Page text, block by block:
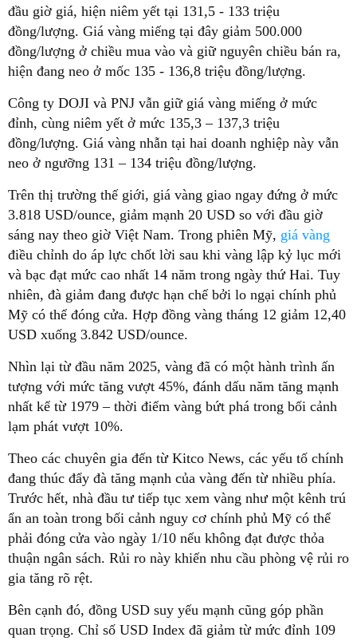
đầu giờ giá, hiện niêm yết tại 131,5 - 133 triệu
đồng/lượng. Giá vàng miếng tại đây giảm 500.000
đồng/lượng ở chiều mua vào và giữ nguyên chiều bán ra,
hiện đang neo ở mốc 135 - 136,8 triệu đồng/lượng.
Công ty DOJI và PNJ vẫn giữ giá vàng miếng ở mức
đỉnh, cùng niêm yết ở mức 135,3 – 137,3 triệu
đồng/lượng. Giá vàng nhẫn tại hai doanh nghiệp này vẫn
neo ở ngưỡng 131 – 134 triệu đồng/lượng.
Trên thị trường thế giới, giá vàng giao ngay đứng ở mức
3.818 USD/ounce, giảm mạnh 20 USD so với đầu giờ
sáng nay theo giờ Việt Nam. Trong phiên Mỹ, giá vàng
điều chỉnh do áp lực chốt lời sau khi vàng lập kỷ lục mới
và bạc đạt mức cao nhất 14 năm trong ngày thứ Hai. Tuy
nhiên, đà giảm đang được hạn chế bởi lo ngại chính phủ
Mỹ có thể đóng cửa. Hợp đồng vàng tháng 12 giảm 12,40
USD xuống 3.842 USD/ounce.
Nhìn lại từ đầu năm 2025, vàng đã có một hành trình ấn
tượng với mức tăng vượt 45%, đánh dấu năm tăng mạnh
nhất kể từ 1979 – thời điểm vàng bứt phá trong bối cảnh
lạm phát vượt 10%.
Theo các chuyên gia đến từ Kitco News, các yếu tố chính
đang thúc đẩy đà tăng mạnh của vàng đến từ nhiều phía.
Trước hết, nhà đầu tư tiếp tục xem vàng như một kênh trú
ẩn an toàn trong bối cảnh nguy cơ chính phủ Mỹ có thể
phải đóng cửa vào ngày 1/10 nếu không đạt được thỏa
thuận ngân sách. Rủi ro này khiến nhu cầu phòng vệ rủi ro
gia tăng rõ rệt.
Bên cạnh đó, đồng USD suy yếu mạnh cũng góp phần
quan trọng. Chỉ số USD Index đã giảm từ mức đỉnh 109